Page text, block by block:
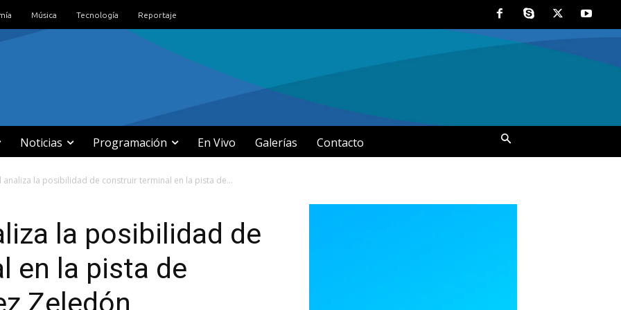
Música Tecnología Reportaje
Noticias Programación En Vivo Galerías Contacto
analiza la posibilidad de construir terminal en la pista de...
la posibilidad de
en la pista de
Zeledón